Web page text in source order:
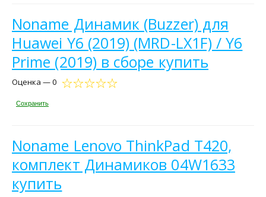
Noname Динамик (Buzzer) для
Huawei Y6 (2019) (MRD-LX1F) / Y6
Prime (2019) в сборе купить
Оценка — 0
Сохранить
Noname Lenovo ThinkPad T420,
комплект Динамиков 04W1633
купить